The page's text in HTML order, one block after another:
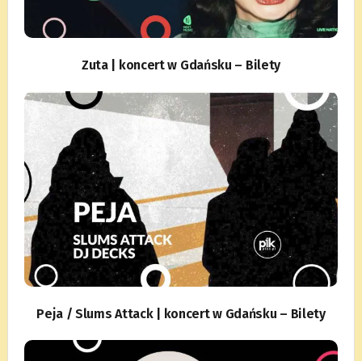
Zuta | koncert w Gdańsku – Bilety
Peja / Slums Attack | koncert w Gdańsku – Bilety